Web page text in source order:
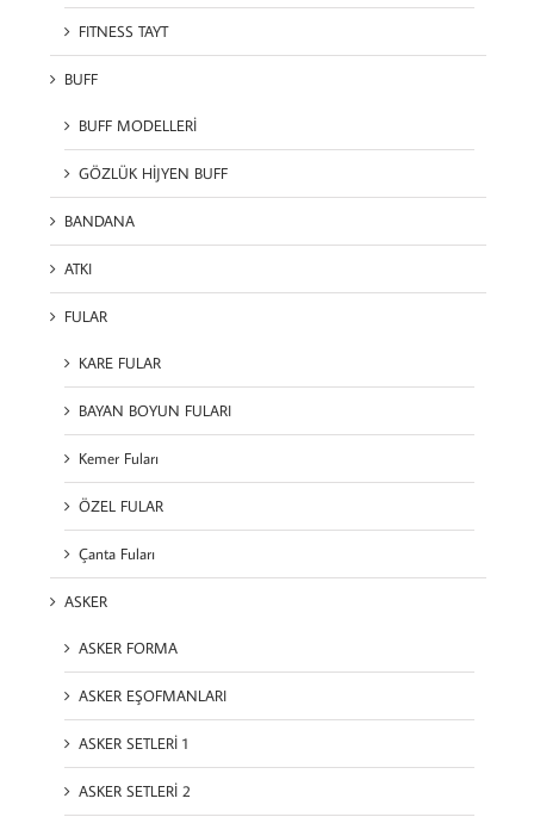
FITNESS TAYT
BUFF
BUFF MODELLERİ
GÖZLÜK HİJYEN BUFF
BANDANA
ATKI
FULAR
KARE FULAR
BAYAN BOYUN FULARI
Kemer Fuları
ÖZEL FULAR
Çanta Fuları
ASKER
ASKER FORMA
ASKER EŞOFMANLARI
ASKER SETLERİ 1
ASKER SETLERİ 2